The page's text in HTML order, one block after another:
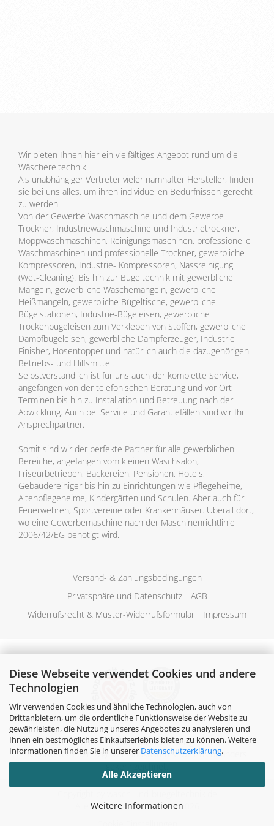
Diese Webseite verwendet Cookies und andere
Technologien
Wir verwenden Cookies und ähnliche Technologien, auch von
Drittanbietern, um die ordentliche Funktionsweise der Website zu
gewährleisten, die Nutzung unseres Angebotes zu analysieren und
Ihnen ein bestmögliches Einkaufserlebnis bieten zu können. Weitere
Informationen finden Sie in unserer Datenschutzerklärung.
Alle Akzeptieren
Weitere Informationen
Wir bieten Ihnen hier ein vielfältiges Angebot rund um die
Wäschereitechnik.
Als unabhängiger Vertreter vieler namhafter Hersteller, finden
sie bei uns alles, um ihren individuellen Bedürfnissen gerecht
zu werden.
Von der Gewerbe Waschmaschine und dem Gewerbe
Trockner, Industriewaschmaschine und Industrietrockner,
Moppwaschmaschinen, Reinigungsmaschinen, professionelle
Waschmaschinen und professionelle Trockner, gewerbliche
Kompressoren, Industrie- Kompressoren, Nassreinigung
(Wet-Cleaning). Bis hin zur Bügeltechnik mit gewerbliche
Mangeln, gewerbliche Wäschemangeln, gewerbliche
Heißmangeln, gewerbliche Bügeltische, gewerbliche
Bügelstationen, Industrie-Bügeleisen, gewerbliche
Trockenbügeleisen zum Verkleben von Stoffen, gewerbliche
Dampfbügeleisen, gewerbliche Dampferzeuger, Industrie
Finisher, Hosentopper und natürlich auch die dazugehörigen
Betriebs- und Hilfsmittel.
Selbstverständlich ist für uns auch der komplette Service,
angefangen von der telefonischen Beratung und vor Ort
Terminen bis hin zu Installation und Betreuung nach der
Abwicklung. Auch bei Service und Garantiefällen sind wir Ihr
Ansprechpartner.
Somit sind wir der perfekte Partner für alle gewerblichen
Bereiche, angefangen vom kleinen Waschsalon,
Friseurbetrieben, Bäckereien, Pensionen, Hotels,
Gebäudereiniger bis hin zu Einrichtungen wie Pflegeheime,
Altenpflegeheime, Kindergärten und Schulen. Aber auch für
Feuerwehren, Sportvereine oder Krankenhäuser. Überall dort,
wo eine Gewerbemaschine nach der Maschinenrichtlinie
2006/42/EG benötigt wird.
Versand- & Zahlungsbedingungen
Privatsphäre und Datenschutz
AGB
Widerrufsrecht & Muster-Widerrufsformular
Impressum
Alle Preise verstehen sich inklusive der gesetzlichen
Mehrwertsteuer, zzgl.Versandkostensoweit nicht anders
Alle Rechte vorbehalten. © 2026